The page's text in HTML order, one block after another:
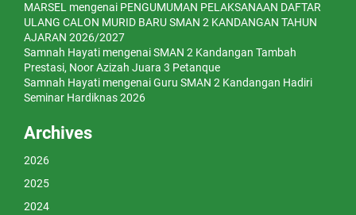
MARSEL mengenai PENGUMUMAN PELAKSANAAN DAFTAR
ULANG CALON MURID BARU SMAN 2 KANDANGAN TAHUN
AJARAN 2026/2027
Samnah Hayati mengenaiSMAN 2 Kandangan Tambah
Prestasi, Noor Azizah Juara 3 Petanque
Samnah Hayati mengenaiGuru SMAN 2 Kandangan Hadiri
Seminar Hardiknas 2026
Archives
2026
2025
2024